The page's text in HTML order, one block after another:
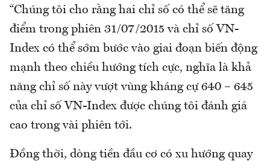
“Chúng tôi cho rằng hai chỉ số có thể sẽ tăng
điểm trong phiên 31/07/2015 và chỉ số VN-
Index có thể sớm bước vào giai đoạn biến động
mạnh theo chiều hướng tích cực, nghĩa là khả
năng chỉ số này vượt vùng kháng cự 640 – 645
của chỉ số VN-Index được chúng tôi đánh giá
cao trong vài phiên tới.
Đồng thời, dòng tiền đầu cơ có xu hướng quay